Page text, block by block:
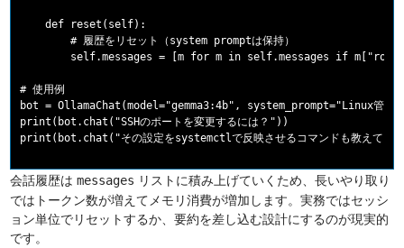
    def reset(self):
        # 履歴をリセット（system promptは保持）
self.messages = [m for m in self.messages if
# 使用例
bot = OllamaChat(model="gemma3:4b", system_prompt="Linux管理の
print(bot.chat("SSHのポートを変更するには？"))
会話履歴はmessages リストに積み上げていくため、長いやり取り
ではトークン数が増えてメモリ消費が増加します。実務ではセッシ
ョン単位でリセットするか、要約を差し込む設計にするのが現実的
です。